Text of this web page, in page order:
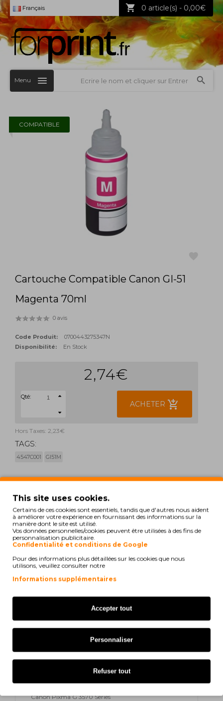
Français 0 article(s) - 0,00€
Menu
COMPATIBLE
Cartouche Compatible Canon GI-51
Magenta 70ml
0 avis
Code Produit:
0700443275347N
Disponibilité:
En Stock
2,74€
Qté:
ACHETER add_shopping_cart
Hors Taxes: 2,23€
TAGS:
4547C001 GI51M
Canon Pixma G 1520
Canon Pixma G 1560
Canon Pixma G 2520
Canon Pixma G 2560
Canon Pixma G 3520
Canon Pixma G 1530
Canon Pixma G 3570 Series
This site uses cookies.
Certains de ces cookies sont essentiels, tandis que d'autres nous aident
à améliorer votre expérience en fournissant des informations sur la
manière dont le site est utilisé.
Vos données personnelles/cookies peuvent être utilisées à des fins de
personnalisation publicitaire.
Confidentialité et conditions de Google
Pour des informations plus détaillées sur les cookies que nous
utilisons, veuillez consulter notre
Informations supplémentaires
Accepter tout
Personnaliser
Refuser tout